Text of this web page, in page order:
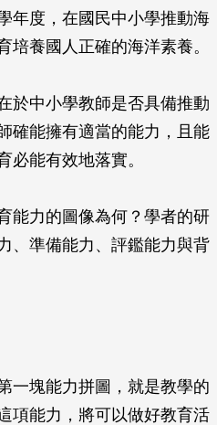
年度，在國民中小學推動海
培養國人正確的海洋素養。
於中小學教師是否具備推動
確能擁有適當的能力，且能
必能有效地落實。
能力的圖像為何？學者的研
、準備能力、評鑑能力與背
一塊能力拼圖，就是教學的
項能力，將可以做好教育活